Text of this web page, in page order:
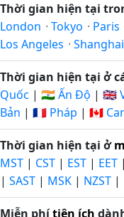
Thời gian hiện tại
London · Tokyo · Paris
Los Angeles · Shanghai
Thời gian hiện tại ở
Quốc | 🇮🇳 Ấn Độ | 🇬🇧
Bản | 🇫🇷 Pháp | 🇨🇦
Thời gian hiện tại ở
MST | CST | EST | EET |
| SAST | MSK | NZST |
Miễn phítiện ích